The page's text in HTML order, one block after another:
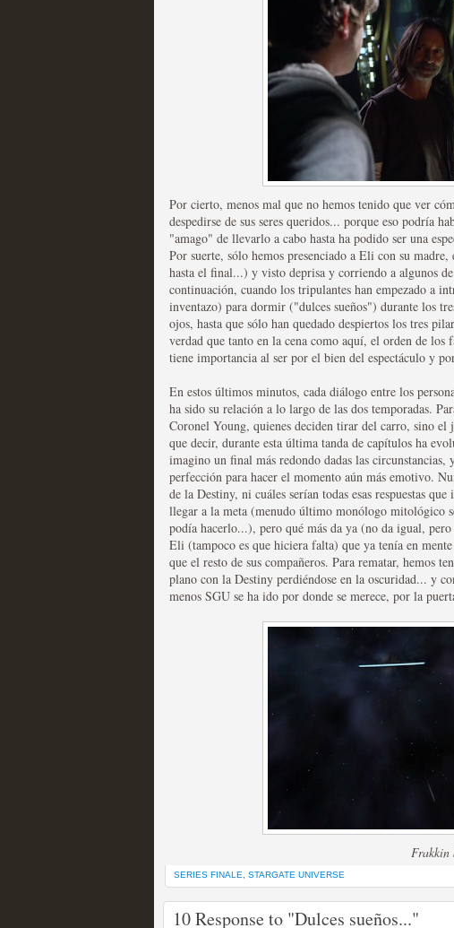
Galería con los Mejores
Televisión
Las productoras de las
televisión
MOLTISANTI
Recomendación de la semana
Las series de 10 temporadas
extinción
MOLTISANTI
Recomendación de la semana
Expediente X: Guía para
Por cierto, menos mal que no hemos tenido que ver
despedirse de sus seres queridos... porque eso podría
"amago" de llevarlo a cabo hasta ha podido ser una
Por suerte, sólo hemos presenciado a Eli con su
hasta el final...) y visto deprisa y corriendo a algunos
continuación, cuando los tripulantes han empezado a
inventazo) para dormir ("dulces sueños") durante los
ojos, hasta que sólo han quedado despiertos los tres
verdad que tanto en la cena como aquí, el orden de
tiene importancia al ser por el bien del espectáculo y
En estos últimos minutos, cada diálogo entre los
ha sido su relación a lo largo de las dos temporadas.
Coronel Young, quienes deciden tirar del carro, sino
que decir, durante esta última tanda de capítulos ha
imagino un final más redondo dadas las
perfección para hacer el momento aún más emotivo.
de la Destiny, ni cuáles serían todas esas respuestas
llegar a la meta (menudo último monólogo mitológico
podía hacerlo...), pero qué más da ya (no da igual,
Eli (tampoco es que hiciera falta) que ya tenía en
que el resto de sus compañeros. Para rematar, hemos
plano con la Destiny perdiéndose en la oscuridad... y
menos SGU se ha ido por donde se merece, por la
Frakkin
SERIES FINALE STARGATE UNIVERSE
10 Response to "Dulces sueños..."